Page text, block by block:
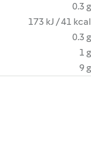
0.3 g
173 kJ / 41 kcal
0.3 g
1 g
9 g